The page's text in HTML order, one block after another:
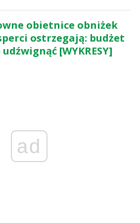
obietnice obniżek
ostrzegają: budżet
[WYKRESY]
ad